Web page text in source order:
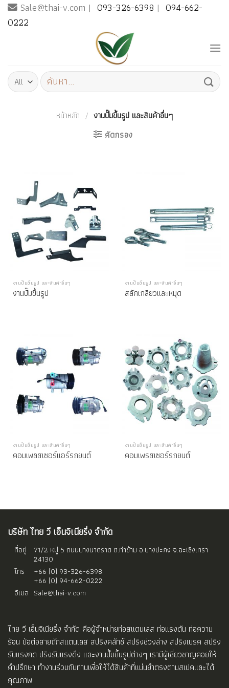
Skip Sale@thai-v.com | 093-326-6398 | 094-662-
0222
ค้นหา:
หน้าหลัก / งานปั๊มขึ้นรูป และสินค้าอื่นๆ
คัดกรอง
งานปั๊มขึ้นรูป และสินค้าอื่นๆ
งานปั๊มขึ้นรูป
งานปั๊มขึ้นรูป และสินค้าอื่นๆ
สลักเกลียวและหมุด
งานปั๊มขึ้นรูป และสินค้าอื่นๆ
คอมเพลสเซอร์แอร์รถยนต์
งานปั๊มขึ้นรูป และสินค้าอื่นๆ
คอมเพรสเซอร์รถยนต์
บริษัท ไทย วี เอ็นจิเนียริ่ง จำกัด
ที่อยู่ 71/2 หมู่ 5 ถนนบางนาตราด ต.ท่าข้าม อ.บางปะกง จ.ฉะเชิงเทรา
24130
โทร
+66 (0) 93-326-6398
+66 (0) 94-662-0222
อีเมล Sale@thai-v.com
ไทย วี เอ็นจิเนียริ่ง จำกัด คือผู้จำหน่ายท่อสแตนเลส ท่อแรงดัน ท่อความ
ร้อน ข้อต่อสายถักสแตนเลส สปริงคลัทช์ สปริงช่วงล่าง สปริงเบรค สปริง
รับแรงกด ปริงรับแรงดึง และงานปั้มขึ้นรูปต่างๆ เรามีผู้เชี่ยวชาญคอยให้
คำปรึกษา ทำงานร่วมกับท่านเพื่อให้ได้สินค้าที่แม่นยำตรงตามสเปคและได้
คุณภาพ